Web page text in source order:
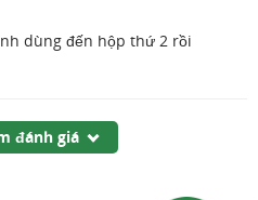
dùng đến hộp thứ 2 rồi
đánh giá